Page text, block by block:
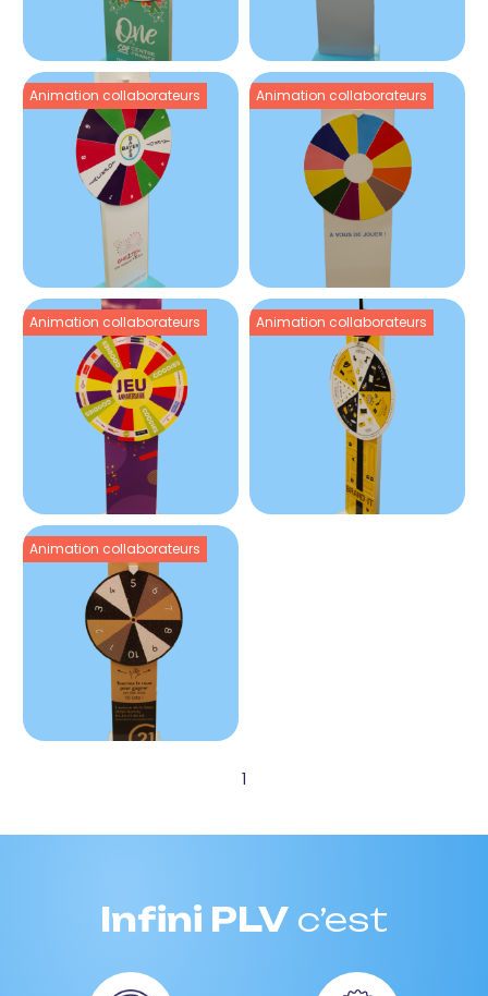
Animation collaborateurs Animation collaborateurs
Animation collaborateurs Animation collaborateurs
Animation collaborateurs
1
Infini PLV c’est